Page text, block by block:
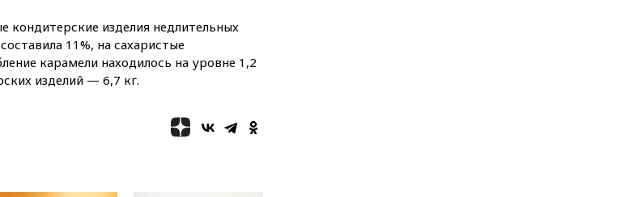
согласовали главные пункты
сделки по открытию
Ормузского пролива
11:58 Politico: США
Великобритания
11:37
В Ярославской области
изделия недлительных
11%, на сахаристые
карамели находилось на уровне 1,2
изделий — 6,7 кг.